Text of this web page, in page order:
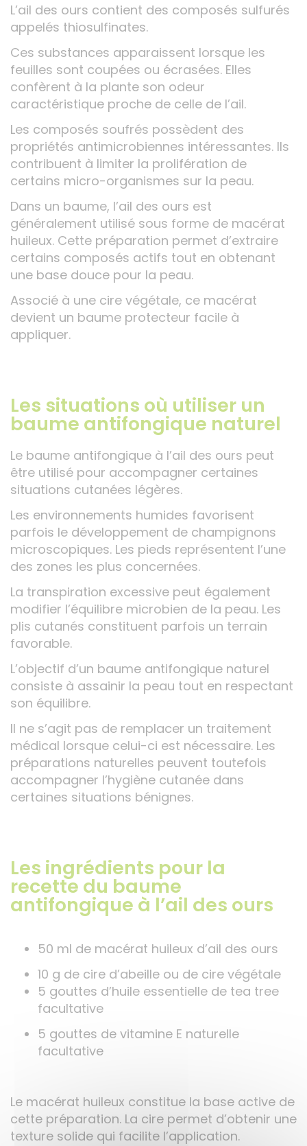
L’ail des ours contient des composés sulfurés
appelés thiosulfinates.
Ces substances apparaissent lorsque les
feuilles sont coupées ou écrasées. Elles
confèrent à la plante son odeur
caractéristique proche de celle de l’ail.
Les composés soufrés possèdent des
propriétés antimicrobiennes intéressantes. Ils
contribuent à limiter la prolifération de
certains micro-organismes sur la peau.
Dans un baume, l’ail des ours est
généralement utilisé sous forme de macérat
huileux. Cette préparation permet d’extraire
certains composés actifs tout en obtenant
une base douce pour la peau.
Associé à une cire végétale, ce macérat
devient un baume protecteur facile à
appliquer.
Les situations où utiliser un
baume antifongique naturel
Le baume antifongique à l’ail des ours peut
être utilisé pour accompagner certaines
situations cutanées légères.
Les environnements humides favorisent
parfois le développement de champignons
microscopiques. Les pieds représentent l’une
des zones les plus concernées.
La transpiration excessive peut également
modifier l’équilibre microbien de la peau. Les
plis cutanés constituent parfois un terrain
favorable.
L’objectif d’un baume antifongique naturel
consiste à assainir la peau tout en respectant
son équilibre.
Il ne s’agit pas de remplacer un traitement
médical lorsque celui-ci est nécessaire. Les
préparations naturelles peuvent toutefois
accompagner l’hygiène cutanée dans
certaines situations bénignes.
Les ingrédients pour la
recette du baume
antifongique à l’ail des ours
50 ml de macérat huileux d’ail des ours
10 g de cire d’abeille ou de cire végétale
5 gouttes d’huile essentielle de tea tree
facultative
5 gouttes de vitamine E naturelle
facultative
Le macérat huileux constitue la base active de
cette préparation. La cire permet d’obtenir une
texture solide qui facilite l’application.